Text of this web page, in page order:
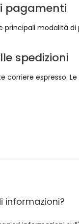
pagamenti
principali modalità di
spedizioni
corriere espresso.
informazioni?